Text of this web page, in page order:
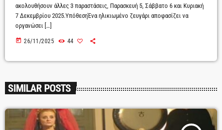
ακολουθήσουν άλλες 3 παραστάσεις, Παρασκευή 5, Σάββατο 6 και Κυριακή
7 Δεκεμβρίου 2025.ΥπόθεσηΈνα ηλικιωμένο ζευγάρι αποφασίζει να
οργανώσει […]
today 26/11/2025 44
SIMILAR POSTS